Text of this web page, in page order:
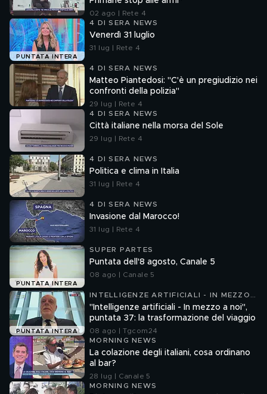
02 ago | Rete 4
PUNTATA INTERA
4 DI SERA NEWS
Venerdì 31 luglio
31 lug | Rete 4
4 DI SERA NEWS
Matteo Piantedosi: "C'è un pregiudizio nei
confronti della polizia"
29 lug | Rete 4
4 DI SERA NEWS
Città italiane nella morsa del Sole
29 lug | Rete 4
4 DI SERA NEWS
Politica e clima in Italia
31 lug | Rete 4
4 DI SERA NEWS
Invasione dal Marocco!
31 lug | Rete 4
PUNTATA INTERA
SUPER PARTES
Puntata dell'8 agosto, Canale 5
08 ago | Canale 5
PUNTATA INTERA
INTELLIGENZE ARTIFICIALI - IN MEZZO
A NOI
"Intelligenze artificiali - In mezzo a noi",
puntata 37: la trasformazione del viaggio
08 ago | Tgcom24
MORNING NEWS
La colazione degli italiani, cosa ordinano
al bar?
28 lug | Canale 5
MORNING NEWS